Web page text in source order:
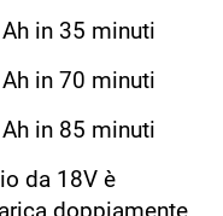
in 35 minuti
in 70 minuti
in 85 minuti
da 18V è
doppiamente